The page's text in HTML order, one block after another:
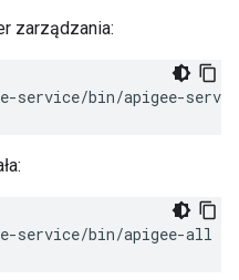
zarządzania:
service/bin/apigee-
service/bin/apigee-all